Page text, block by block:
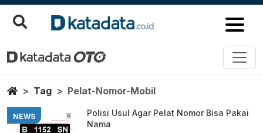
Pelat Nomor Mobil
Berita Terbaru
HomeTag Pelat-Nomor-Mobil
NEWS
Polisi Usul Agar Pelat Nomor Bisa Pakai
Nama